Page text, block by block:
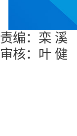
责编：栾 溪
审核：叶 健